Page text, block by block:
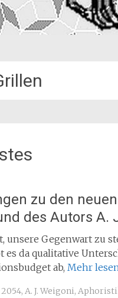
zu den
des Autors A.
Gegenwart zu
da qualitative
ab, Mehr
2054, A. J. Weigoni,